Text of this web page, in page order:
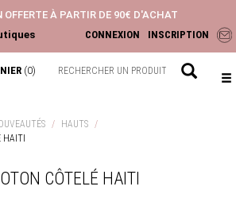
OFFERTE À PARTIR DE 90€ D'ACHAT
CONNEXION INSCRIPTION
(0)
JEANS
HAUTS
HAITI
CÔTELÉ HAITI